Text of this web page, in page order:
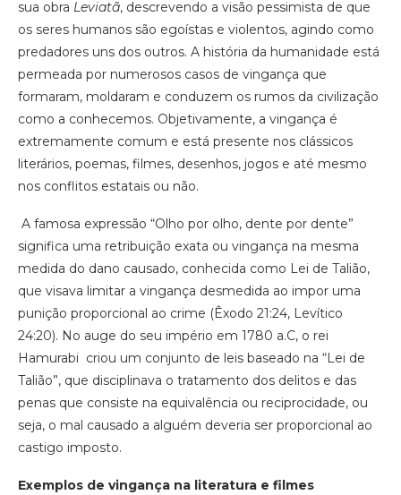
sua obra Leviatã, descrevendo a visão pessimista de que
os seres humanos são egoístas e violentos, agindo como
predadores uns dos outros. A história da humanidade está
permeada por numerosos casos de vingança que
formaram, moldaram e conduzem os rumos da civilização
como a conhecemos. Objetivamente, a vingança é
extremamente comum e está presente nos clássicos
literários, poemas, filmes, desenhos, jogos e até mesmo
nos conflitos estatais ou não.
A famosa expressão “Olho por olho, dente por dente”
significa uma retribuição exata ou vingança na mesma
medida do dano causado, conhecida como Lei de Talião,
que visava limitar a vingança desmedida ao impor uma
punição proporcional ao crime (Êxodo 21:24, Levítico
24:20). No auge do seu império em 1780 a.C, o rei
Hamurabi criou um conjunto de leis baseado na “Lei de
Talião”, que disciplinava o tratamento dos delitos e das
penas que consiste na equivalência ou reciprocidade, ou
seja, o mal causado a alguém deveria ser proporcional ao
castigo imposto.
Exemplos de vingança na literatura e filmes